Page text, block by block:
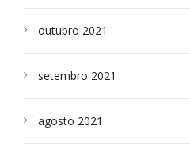
outubro 2021
setembro 2021
agosto 2021